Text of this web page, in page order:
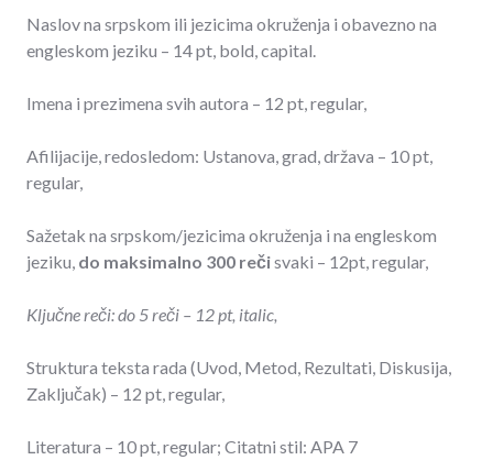
Naslov na srpskom ili jezicima okruženja i obavezno na
engleskom jeziku – 14 pt, bold, capital.
Imena i prezimena svih autora – 12 pt, regular,
Afilijacije, redosledom: Ustanova, grad, država – 10 pt,
regular,
Sažetak na srpskom/jezicima okruženja i na engleskom
jeziku, do maksimalno 300 rečisvaki – 12pt, regular,
Ključne reči: do 5 reči – 12 pt, italic,
Struktura teksta rada (Uvod, Metod, Rezultati, Diskusija,
Zaključak) – 12 pt, regular,
Literatura – 10 pt, regular; Citatni stil: APA 7